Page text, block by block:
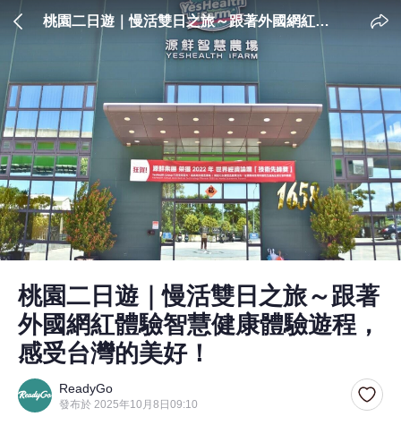
桃園二日遊｜慢活雙日之旅～跟著外國網紅體
驗智慧健康體驗遊程，感受台灣的美好！
桃園二日遊｜慢活雙日之旅～跟著
外國網紅體驗智慧健康體驗遊程，
感受台灣的美好！
ReadyGo
發布於 2025年10月8日09:10